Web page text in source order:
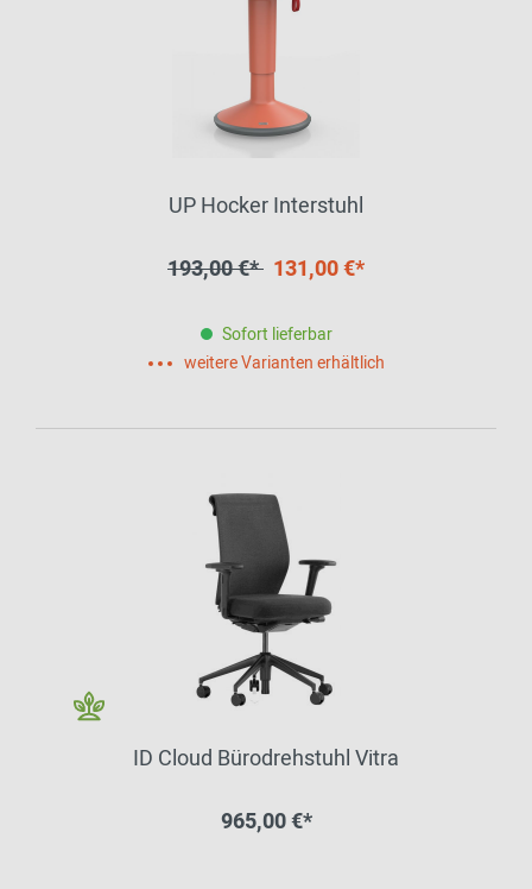
UP Hocker Interstuhl
193,00 €* 131,00 €*
Sofort lieferbar
weitere Varianten erhältlich
ID Cloud Bürodrehstuhl Vitra
965,00 €*